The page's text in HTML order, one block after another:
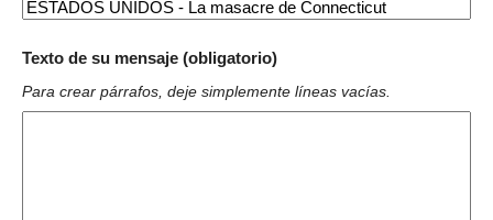
Texto de su mensaje (obligatorio)
Para crear párrafos, deje simplemente líneas vacías.